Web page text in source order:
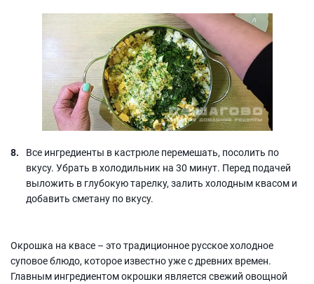
Все ингредиенты в кастрюле перемешать, посолить по
вкусу. Убрать в холодильник на 30 минут. Перед подачей
выложить в глубокую тарелку, залить холодным квасом и
добавить сметану по вкусу.
Окрошка на квасе – это традиционное русское холодное
суповое блюдо, которое известно уже с древних времен.
Главным ингредиентом окрошки является свежий овощной